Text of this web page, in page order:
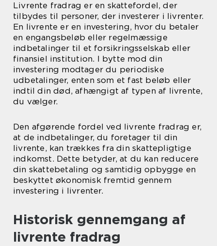
Livrente fradrag er en skattefordel, der
tilbydes til personer, der investerer i livrenter.
En livrente er en investering, hvor du betaler
en engangsbeløb eller regelmæssige
indbetalinger til et forsikringsselskab eller
finansiel institution. I bytte mod din
investering modtager du periodiske
udbetalinger, enten som et fast beløb eller
indtil din død, afhængigt af typen af livrente,
du vælger.
Den afgørende fordel ved livrente fradrag er,
at de indbetalinger, du foretager til din
livrente, kan trækkes fra din skattepligtige
indkomst. Dette betyder, at du kan reducere
din skattebetaling og samtidig opbygge en
beskyttet økonomisk fremtid gennem
investering i livrenter.
Historisk gennemgang af
livrente fradrag